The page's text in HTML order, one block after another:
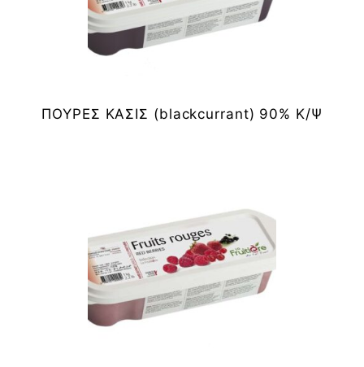
ΠΟΥΡΕΣ ΚΑΣΙΣ (blackcurrant) 90% Κ/Ψ